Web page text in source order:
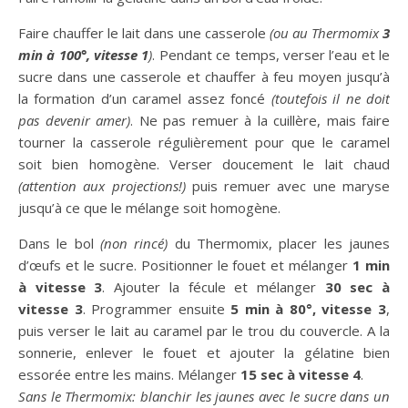
Faire chauffer le lait dans une casserole (ou au Thermomix3
min à 100°, vitesse 1). Pendant ce temps, verser l’eau et le
sucre dans une casserole et chauffer à feu moyen jusqu’à
la formation d’un caramel assez foncé (toutefois il ne doit
pas devenir amer). Ne pas remuer à la cuillère, mais faire
tourner la casserole régulièrement pour que le caramel
soit bien homogène. Verser doucement le lait chaud
(attention aux projections!)puis remuer avec une maryse
jusqu’à ce que le mélange soit homogène.
Dans le bol (non rincé) du Thermomix, placer les jaunes
d’œufs et le sucre. Positionner le fouet et mélanger 1 min
à vitesse 3. Ajouter la fécule et mélanger 30 sec à
vitesse 3. Programmer ensuite 5 min à 80°, vitesse 3,
puis verser le lait au caramel par le trou du couvercle. A la
sonnerie, enlever le fouet et ajouter la gélatine bien
essorée entre les mains. Mélanger 15 sec à vitesse 4.
Sans le Thermomix: blanchir les jaunes avec le sucre dans un